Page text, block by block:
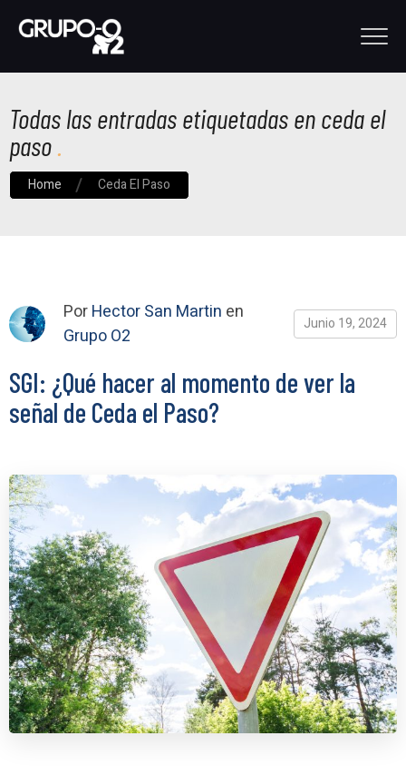
Todas las entradas etiquetadas en ceda el
paso
Home Ceda El Paso
PorHector San Martin en
Grupo O2
Junio 19, 2024
SGI: ¿Qué hacer al momento de ver la
señal de Ceda el Paso?